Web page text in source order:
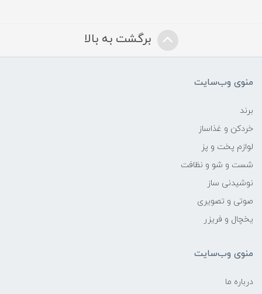
برگشت به بالا
منوی وب‌سایت
برند
خردکن و غذاساز
لوازم پخت و پز
شست و شو و نظافت
نوشیدنی ساز
صوتی و تصویری
یخچال و فریزر
منوی وب‌سایت
درباره ما